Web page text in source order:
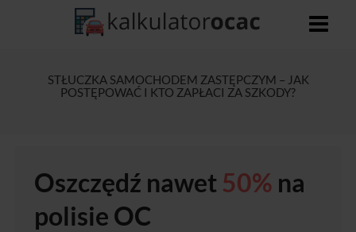
STŁUCZKA SAMOCHODEM ZASTĘPCZYM – JAK
POSTĘPOWAĆ I KTO ZAPŁACI ZA SZKODY?
Oszczędź nawet 50% na
polisie OC